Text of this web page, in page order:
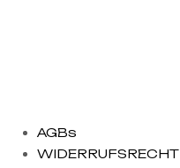
AGBs
WIDERRUFSRECHT